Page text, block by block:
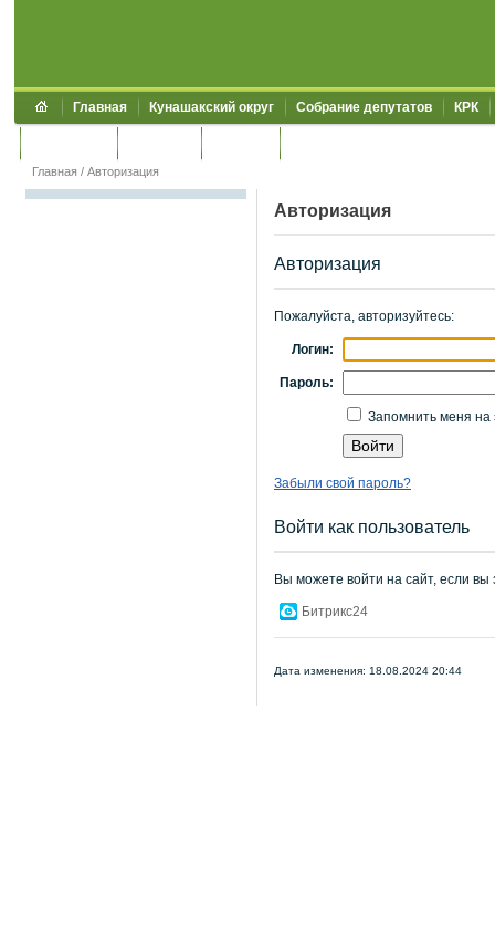
Главная Кунашакский округ Собрание депутатов КРК
Главная / Авторизация
Авторизация
Авторизация
Пожалуйста, авторизуйтесь:
Логин:
Пароль:
Запомнить меня на
Забыли свой пароль?
Войти как пользователь
Вы можете войти на сайт, если вы
Битрикс24
Дата изменения: 18.08.2024 20:44